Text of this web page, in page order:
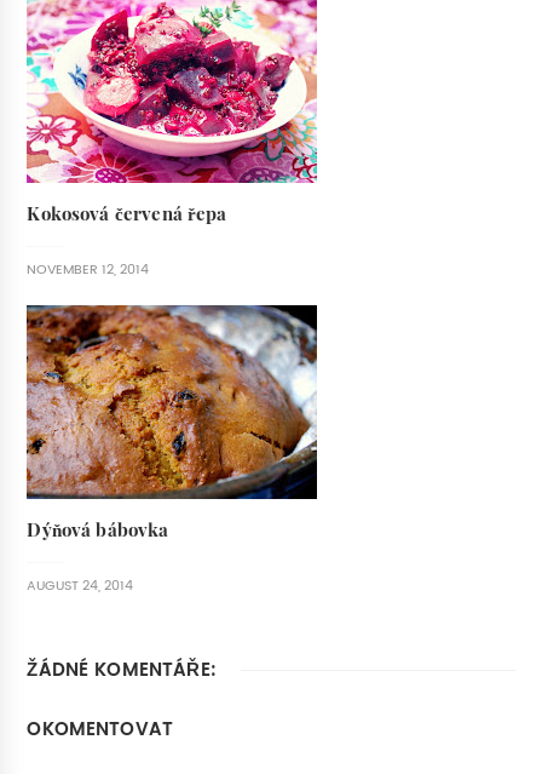
Kokosová červená řepa
NOVEMBER 12, 2014
Dýňová bábovka
AUGUST 24, 2014
ŽÁDNÉ KOMENTÁŘE:
OKOMENTOVAT